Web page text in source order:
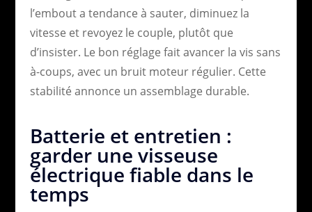
l’embout a tendance à sauter, diminuez la
vitesse et revoyez le couple, plutôt que
d’insister. Le bon réglage fait avancer la vis sans
à-coups, avec un bruit moteur régulier. Cette
stabilité annonce un assemblage durable.
Batterie et entretien :
garder une visseuse
électrique fiable dans le
temps